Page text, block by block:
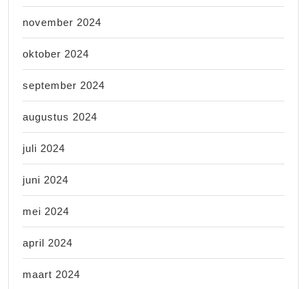
november 2024
oktober 2024
september 2024
augustus 2024
juli 2024
juni 2024
mei 2024
april 2024
maart 2024